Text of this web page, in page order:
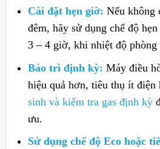
Cài đặt hẹn giờ: Nếu không
đêm, hãy sử dụng chế độ
3 – 4 giờ, khi nhiệt độ phòng
Bảo trì định kỳ: Máy điều
hiệu quả hơn, tiêu thụ ít
sinh và kiểm tra gas định kỳ
ưu.
Sử dụng chế độ Eco hoặc